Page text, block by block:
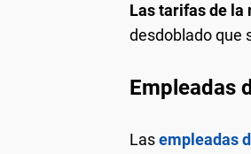
Las tarifas de la
desdoblado que
Empleadas
Lasempleadas